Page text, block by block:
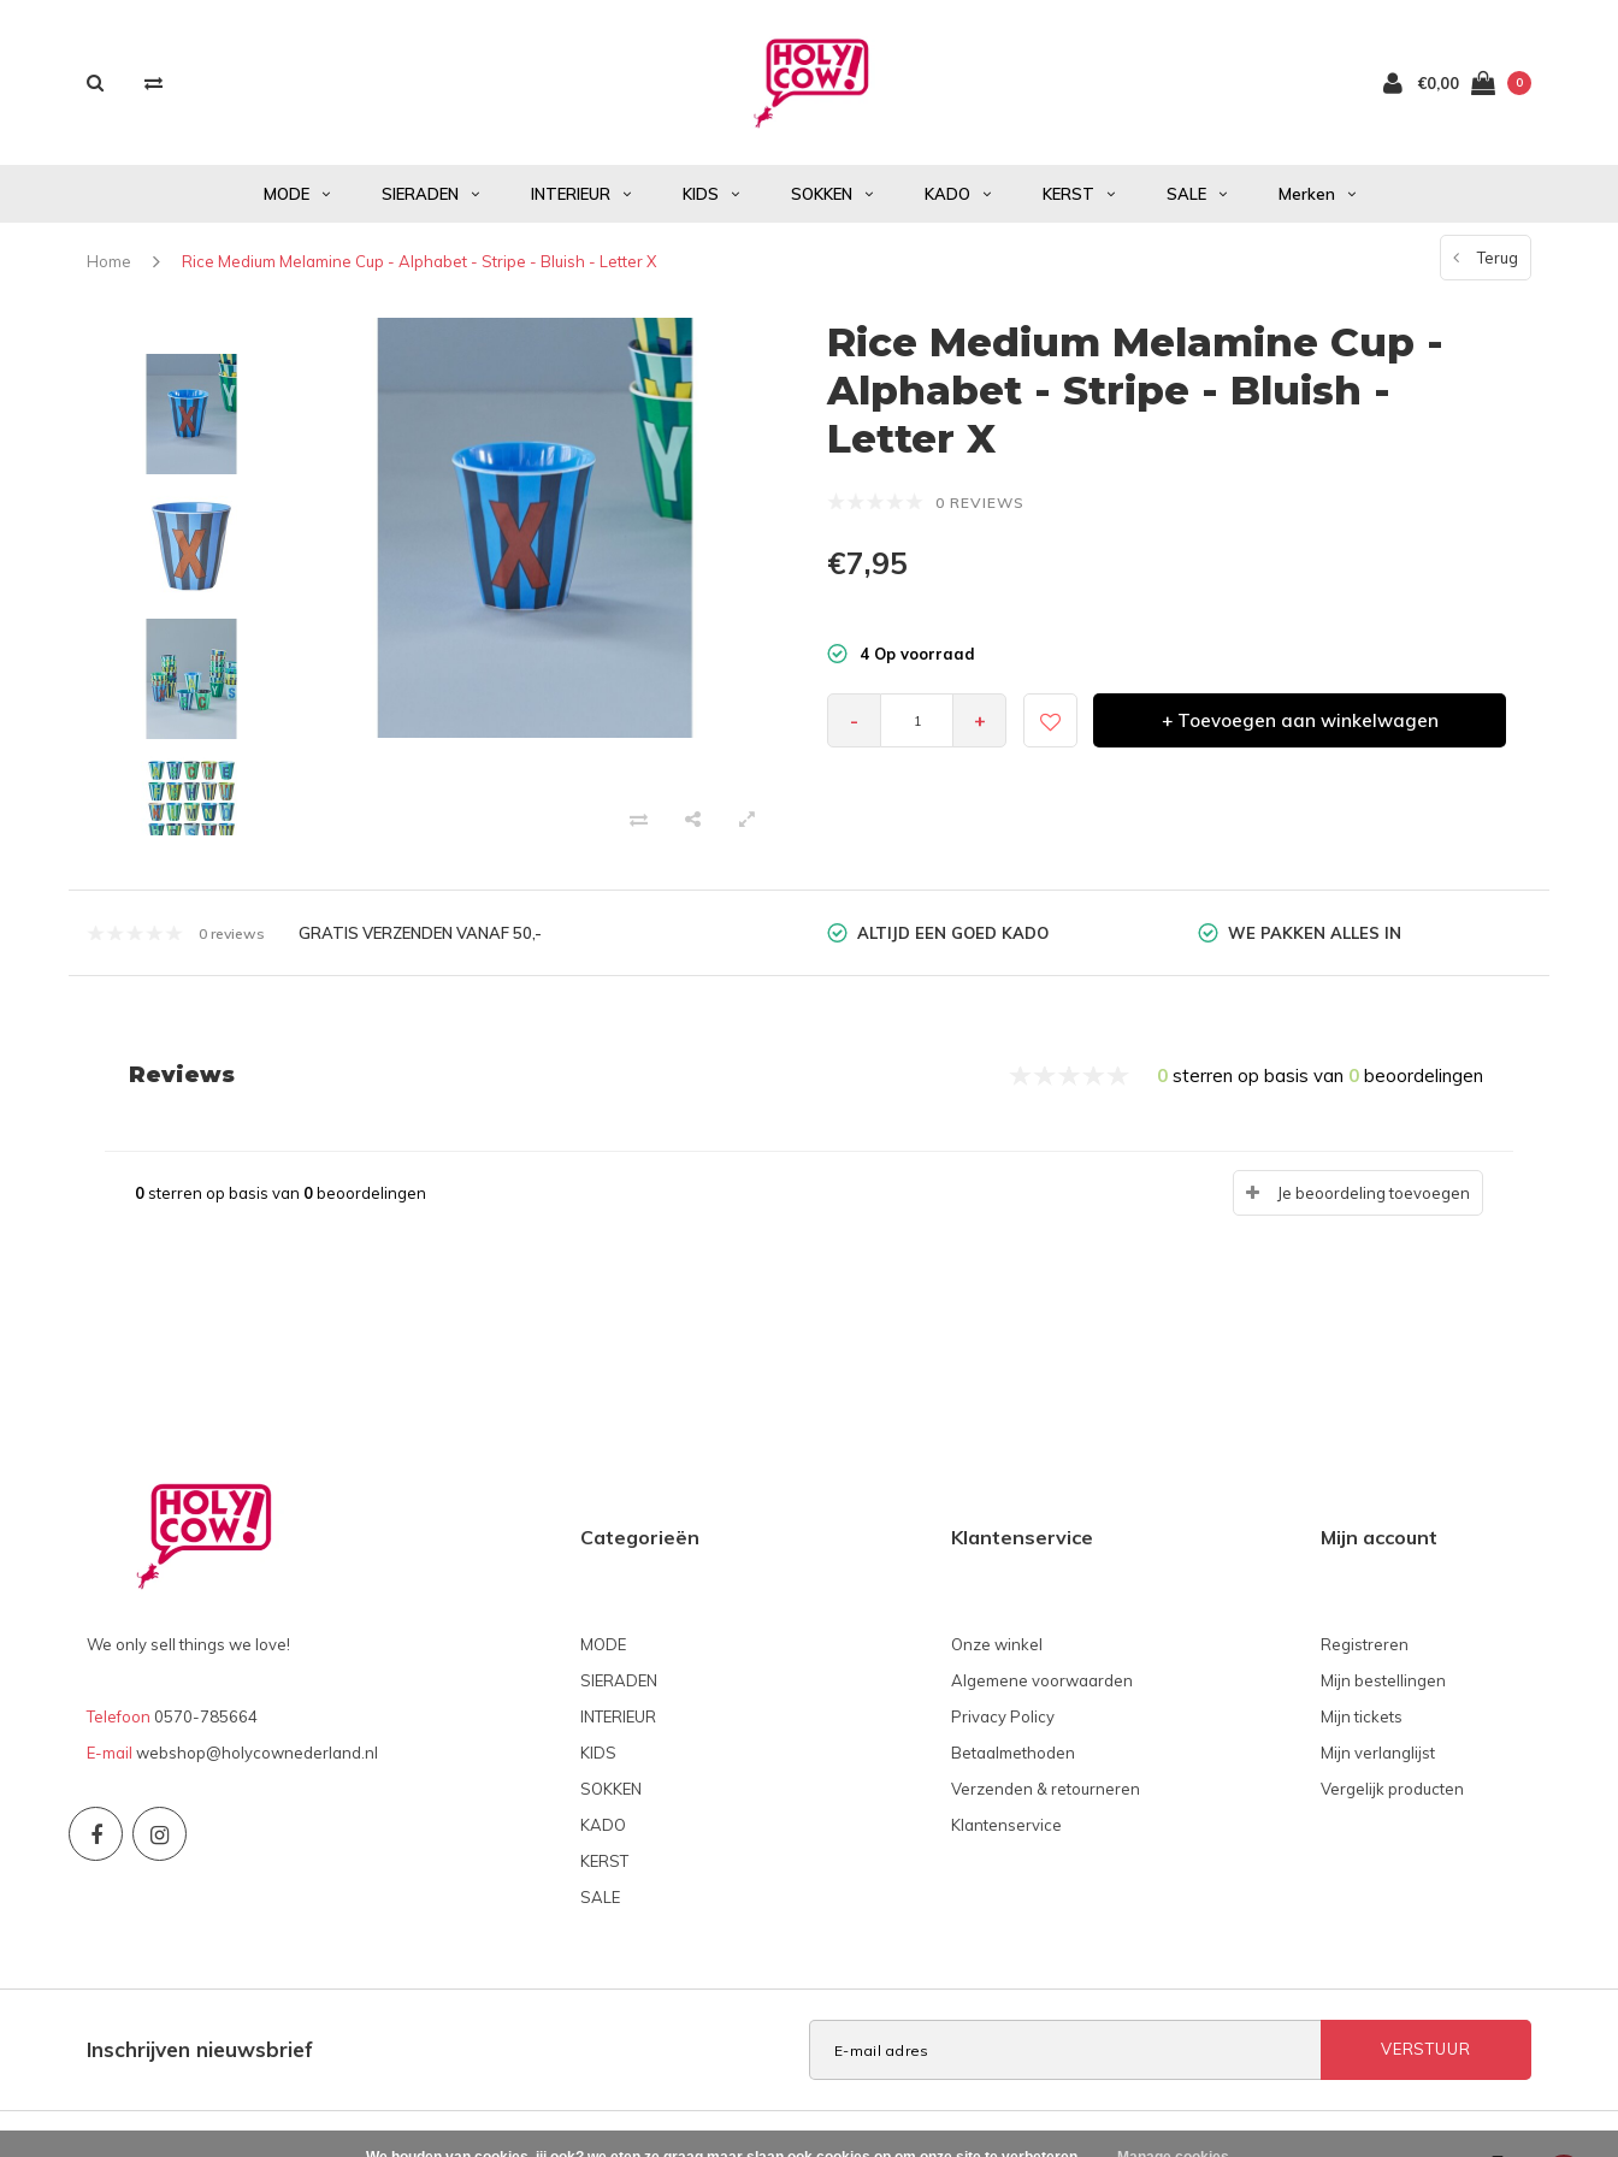
€0,00 0
MODE SIERADEN INTERIEUR KIDS SOKKEN KADO KERST SALE Merken
Home Rice Medium Melamine Cup - Alphabet - Stripe - Bluish - Letter X Terug
Rice Medium Melamine Cup -
Alphabet - Stripe - Bluish -
Letter X
0 REVIEWS
€7,95
4 Op voorraad
- + + Toevoegen aan winkelwagen
0 reviews GRATIS VERZENDEN VANAF 50,- ALTIJD EEN GOED KADO WE PAKKEN ALLES IN
Reviews 0 sterren op basis van 0 beoordelingen
0sterren op basis van 0beoordelingen Je beoordeling toevoegen
We only sell things we love!
Telefoon 0570-785664
E-mail webshop@holycownederland.nl
Categorieën
MODE
SIERADEN
INTERIEUR
KIDS
SOKKEN
KADO
KERST
SALE
Klantenservice
Onze winkel
Algemene voorwaarden
Privacy Policy
Betaalmethoden
Verzenden & retourneren
Klantenservice
Mijn account
Registreren
Mijn bestellingen
Mijn tickets
Mijn verlanglijst
Vergelijk producten
Inschrijven nieuwsbrief VERSTUUR